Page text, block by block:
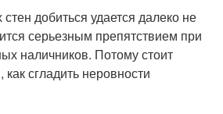
добиться удается далеко не
серьезным препятствием при
наличников. Потому стоит
сгладить неровности